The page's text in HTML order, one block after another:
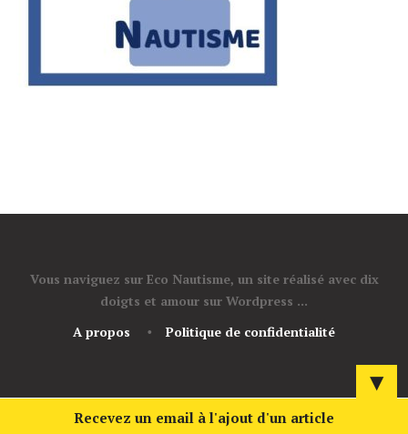
Vous naviguez sur Eco Nautisme, un site réalisé avec dix
doigts et amour sur Wordpress ...
A propos
Politique de confidentialité
▼
Recevez un email à l'ajout d'un article